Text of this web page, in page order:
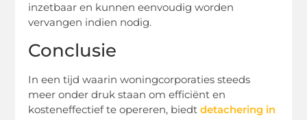
inzetbaar en kunnen eenvoudig worden
vervangen indien nodig.
Conclusie
In een tijd waarin woningcorporaties steeds
meer onder druk staan om efficiënt en
kosteneffectief te opereren, biedtdetachering in